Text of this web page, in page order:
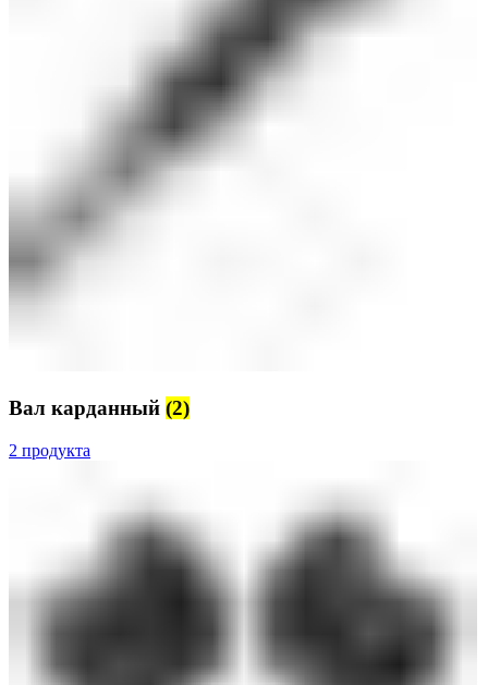
Вал карданный (2)
2 продукта